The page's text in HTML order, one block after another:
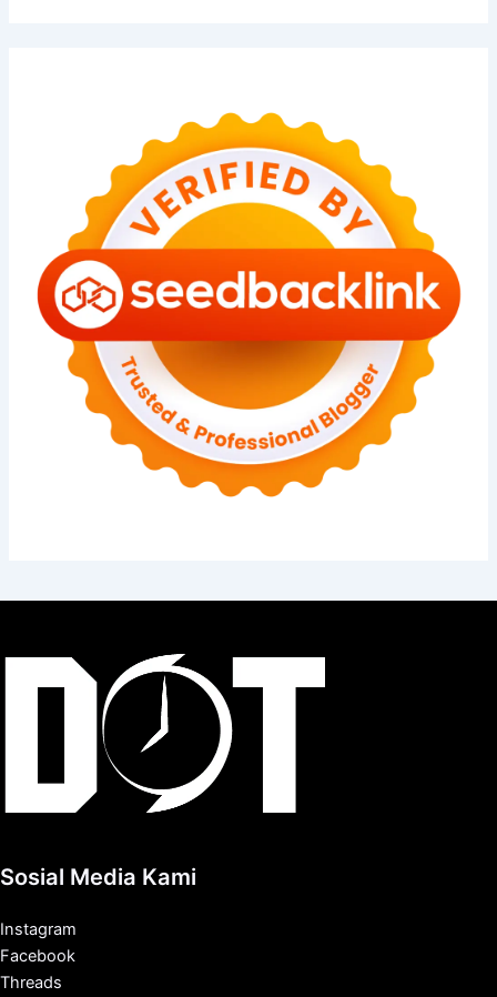
Sosial Media Kami
Instagram
Facebook
Threads